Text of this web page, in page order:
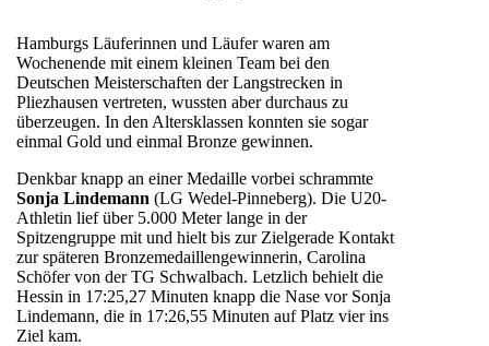
Hamburgs Läuferinnen und Läufer waren am
Wochenende mit einem kleinen Team bei den
Deutschen Meisterschaften der Langstrecken in
Pliezhausen vertreten, wussten aber durchaus zu
überzeugen. In den Altersklassen konnten sie sogar
einmal Gold und einmal Bronze gewinnen.
Denkbar knapp an einer Medaille vorbei schrammte
Sonja Lindemann (LG Wedel-Pinneberg). Die U20-
Athletin lief über 5.000 Meter lange in der
Spitzengruppe mit und hielt bis zur Zielgerade Kontakt
zur späteren Bronzemedaillengewinnerin, Carolina
Schöfer von der TG Schwalbach. Letzlich behielt die
Hessin in 17:25,27 Minuten knapp die Nase vor Sonja
Lindemann, die in 17:26,55 Minuten auf Platz vier ins
Ziel kam.